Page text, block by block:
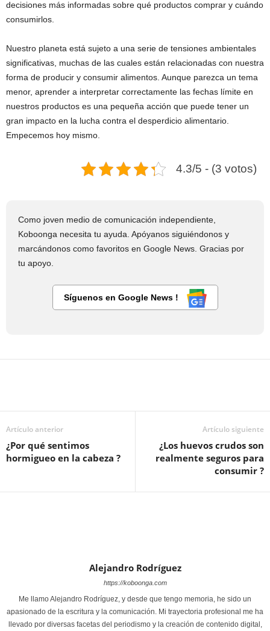
decisiones más informadas sobre qué productos comprar y cuándo
consumirlos.
Nuestro planeta está sujeto a una serie de tensiones ambientales
significativas, muchas de las cuales están relacionadas con nuestra
forma de producir y consumir alimentos. Aunque parezca un tema
menor, aprender a interpretar correctamente las fechas límite en
nuestros productos es una pequeña acción que puede tener un
gran impacto en la lucha contra el desperdicio alimentario.
Empecemos hoy mismo.
4.3/5 - (3 votos)
Como joven medio de comunicación independiente,
Koboonga necesita tu ayuda. Apóyanos siguiéndonos y
marcándonos como favoritos en Google News. Gracias por
tu apoyo.
Síguenos en Google News !
Artículo anterior
¿Por qué sentimos
hormigueo en la cabeza ?
Artículo siguiente
¿Los huevos crudos son
realmente seguros para
consumir ?
Alejandro Rodríguez
https://koboonga.com
Me llamo Alejandro Rodríguez, y desde que tengo memoria, he sido un
apasionado de la escritura y la comunicación. Mi trayectoria profesional me ha
llevado por diversas facetas del periodismo y la creación de contenido digital,